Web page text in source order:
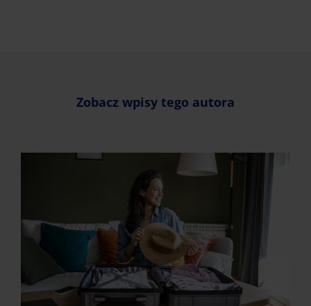
Zobacz wpisy tego autora